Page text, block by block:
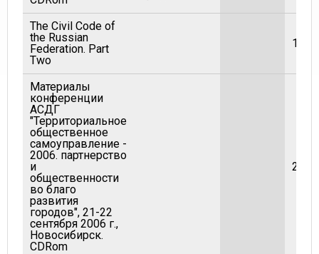
The Civil Code of
the Russian
Federation. Part
Two
1996
Материалы
конференции
АСДГ
"Территориальное
общественное
самоуправление -
2006. партнерство
и
общественности
во благо
развития
городов", 21-22
сентября 2006 г.,
Новосибирск.
CDRom
2006